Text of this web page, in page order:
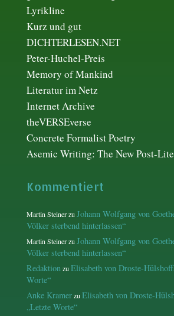
Lyrikline
Kurz und gut
DICHTERLESEN.NET
Peter-Huchel-Preis
Memory of Mankind
Literatur im Netz
Internet Archive
theVERSEverse
Concrete Formalist Poetry
Asemic Writing: The New Post-
Kommentiert
Martin Steinerzu Johann Wolfgang von
Völker sterbend hinterlassen“
Martin Steinerzu Johann Wolfgang von
Völker sterbend hinterlassen“
Redaktion zu Elisabeth von Droste-
Worte“
Anke Kramerzu Elisabeth von Droste-
„Letzte Worte“